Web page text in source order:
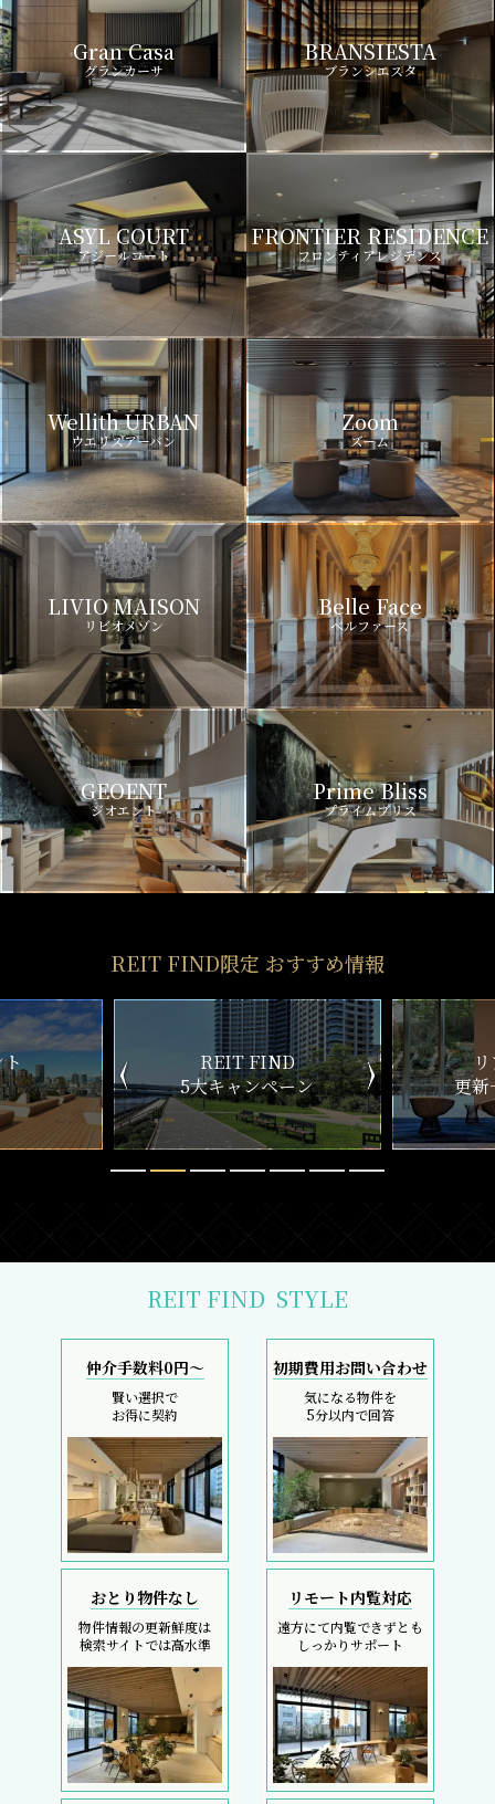
Gran Casa
グランカーサ
BRANSIESTA
ブランシエスタ
ASYL COURT
アジールコート
FRONTIER RESIDENCE
フロンティアレジデンス
Wellith URBAN
ウエリスアーバン
Zoom
ズーム
LIVIO MAISON
リビオメゾン
Belle Face
ベルファース
GEOENT
ジオエント
Prime Bliss
プライムブリス
REIT FIND限定 おすすめ情報
ン
リアルタイム
更新一覧チェック
新
REIT FIND STYLE
仲介手数料0円～
賢い選択で
お得に契約
初期費用お問い合わせ
気になる物件を
5分以内で回答
おとり物件なし
物件情報の更新鮮度は
検索サイトでは高水準
リモート内覧対応
遠方にて内覧できずとも
しっかりサポート